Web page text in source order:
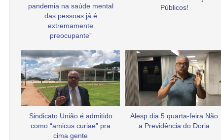
pandemia na saúde mental
das pessoas já é
extremamente
preocupante”
Públicos!
Sindicato União é admitido
como “amicus curiae” pra
cima gente
Alesp dia 5 quarta-feira Não
a Previdência do Doria